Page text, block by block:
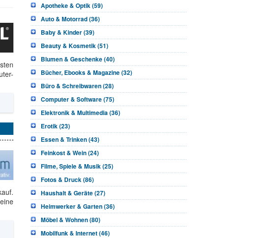
Apotheke & Optik (59)
Auto & Motorrad (36)
Baby & Kinder (39)
Beauty & Kosmetik (51)
Blumen & Geschenke (40)
Bücher, Ebooks & Magazine (32)
Büro & Schreibwaren (28)
Computer & Software (75)
Elektronik & Multimedia (36)
Erotik (23)
Essen & Trinken (43)
Feinkost & Wein (24)
Filme, Spiele & Musik (25)
Fotos & Druck (86)
Haushalt & Geräte (27)
Heimwerker & Garten (36)
Möbel & Wohnen (80)
Mobilfunk & Internet (46)